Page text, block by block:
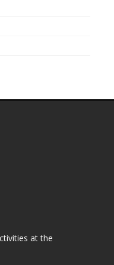
at the